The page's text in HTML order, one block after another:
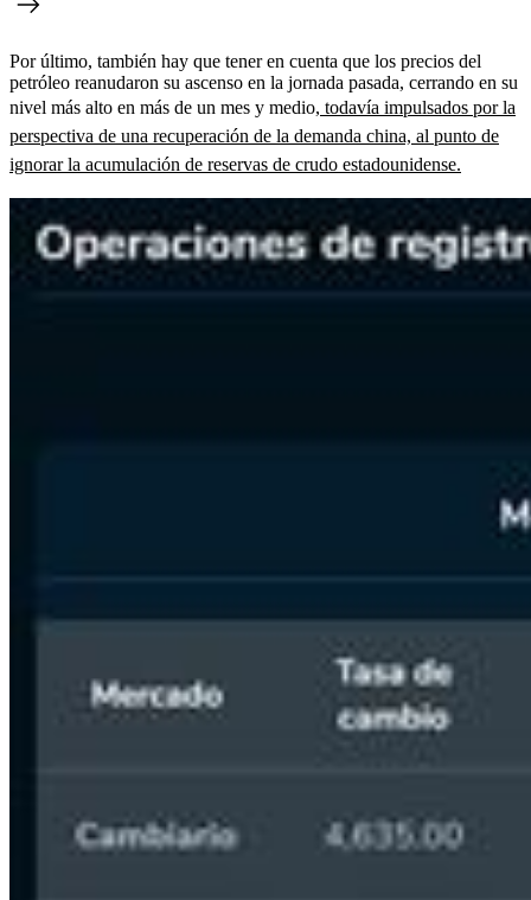
Por último, también hay que tener en cuenta que los precios del
petróleo reanudaron su ascenso en la jornada pasada, cerrando en su
nivel más alto en más de un mes y medio, todavía impulsados por la
perspectiva de una recuperación de la demanda china, al punto de
ignorar la acumulación de reservas de crudo estadounidense.